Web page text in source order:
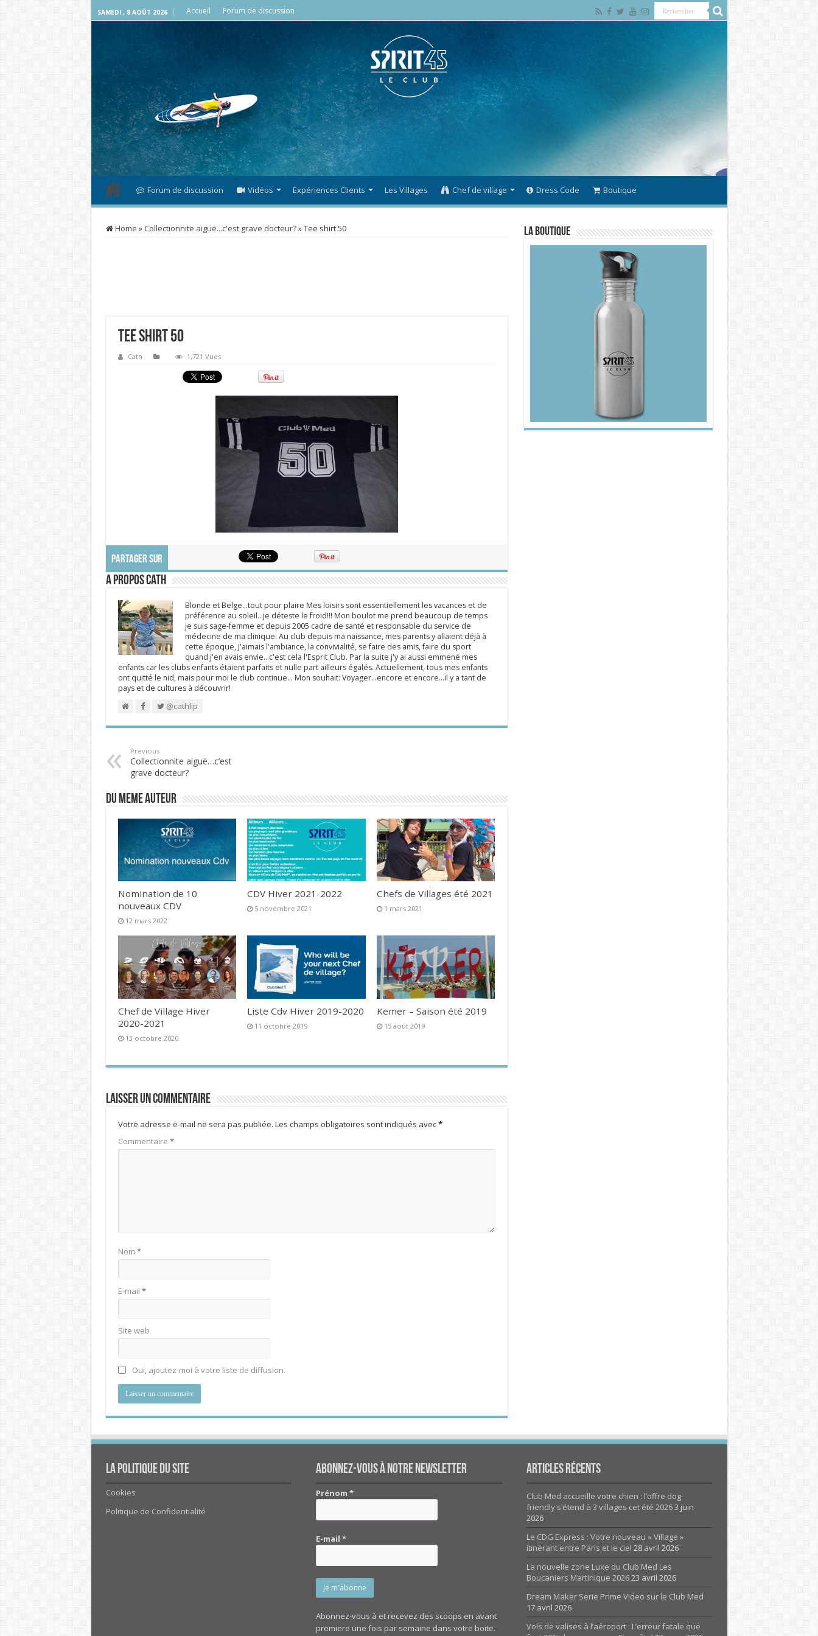
SAMEDI , 8 AOÛT 2026 Accueil Forum de discussion
Forum de discussion Vidéos Expériences Clients Les Villages Chef de village Dress Code Boutique
Home » Collectionnite aiguë...c'est grave docteur?»Tee shirt 50
Tee shirt 50
Cath 1,721 Vues
PARTAGER SUR
A propos Cath
Blonde et Belge...tout pour plaire Mes loisirs sont essentiellement les vacances et de
préférence au soleil...je déteste le froid!!! Mon boulot me prend beaucoup de temps
je suis sage-femme et depuis 2005 cadre de santé et responsable du service de
médecine de ma clinique. Au club depuis ma naissance, mes parents y allaient déjà à
cette époque, J'aimais l'ambiance, la convivialité, se faire des amis, faire du sport
quand j'en avais envie...c'est cela l'Esprit Club. Par la suite j'y ai aussi emmené mes
enfants car les clubs enfants étaient parfaits et nulle part ailleurs égalés. Actuellement, tous mes enfants
ont quitté le nid, mais pour moi le club continue... Mon souhait: Voyager...encore et encore...il y a tant de
pays et de cultures à découvrir!
@cathlip
Previous
Collectionnite aiguë…c’est
grave docteur?
DU MEME AUTEUR
Nomination de 10
nouveaux CDV
12 mars 2022
CDV Hiver 2021-2022
5 novembre 2021
Chefs de Villages été 2021
1 mars 2021
Chef de Village Hiver
2020-2021
13 octobre 2020
Liste Cdv Hiver 2019-2020
11 octobre 2019
Kemer – Saison été 2019
15 août 2019
Laisser un commentaire
Votre adresse e-mail ne sera pas publiée. Les champs obligatoires sont indiqués avec*
Commentaire *
Nom *
E-mail *
Site web
Oui, ajoutez-moi à votre liste de diffusion.
La Boutique
La politique du site
Cookies
Politique de Confidentialité
Abonnez-vous à notre newsletter
Prénom*
E-mail*
Abonnez-vous à et recevez des scoops en avant
premiere une fois par semaine dans votre boite.
Articles Récents
Club Med accueille votre chien : l’offre dog-
friendly s’étend à 3 villages cet été 20263 juin
2026
Le CDG Express : Votre nouveau « Village »
itinérant entre Paris et le ciel 28 avril 2026
La nouvelle zone Luxe du Club Med Les
Boucaniers Martinique 202623 avril 2026
Dream Maker Serie Prime Video sur le Club Med
17 avril 2026
Vols de valises à l’aéroport : L’erreur fatale que